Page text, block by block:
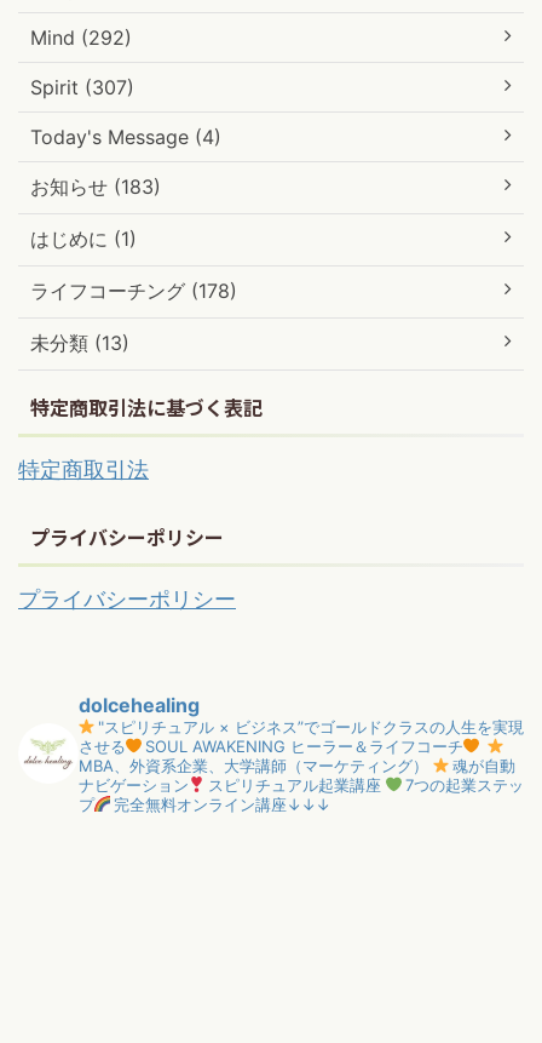
Mind (292)
Spirit (307)
Today's Message (4)
お知らせ (183)
はじめに (1)
ライフコーチング (178)
未分類 (13)
特定商取引法に基づく表記
特定商取引法
プライバシーポリシー
プライバシーポリシー
dolcehealing
"スピリチュアル × ビジネス”でゴールドクラスの人生を実現
させる
SOUL AWAKENING ヒーラー＆ライフコーチ
MBA、外資系企業、大学講師（マーケティング）
魂が自動
ナビゲーション
スピリチュアル起業講座
7つの起業ステッ
プ
完全無料オンライン講座↓↓↓